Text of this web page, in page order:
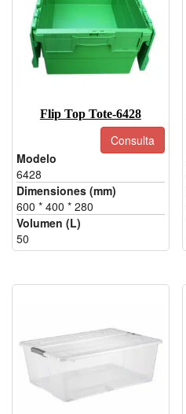
Flip Top Tote-6428
Consulta
Modelo
6428
Dimensiones (mm)
600 * 400 * 280
Volumen (L)
50